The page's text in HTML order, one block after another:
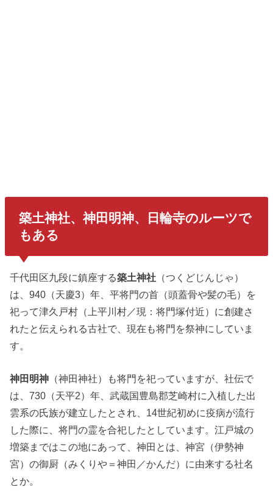
築土神社、神田明神、日輪寺のルーツで
もある
千代田区九段に鎮座する築土神社 （つくどじんじゃ）
は、940（天慶3）年、平将門の首（頭蓋骨や髪の毛）を
祀って津久戸村（上平川村／現：将門塚付近）に創建さ
れたと伝えられる古社で、現在も将門を祭神にしていま
す。
神田明神 （神田神社）も将門を祀っていますが、社伝で
は、730（天平2）年、武蔵国豊島郡芝崎村に入植した出
雲系の氏族が建立したとされ、14世紀初めに疫病が流行
した際に、将門の霊を合祀したとしています。江戸城の
増築まではこの地にあって、神田とは、神宮（伊勢神
宮）の御厨（みくりや＝神田／かんだ）に由来する社名
とか。